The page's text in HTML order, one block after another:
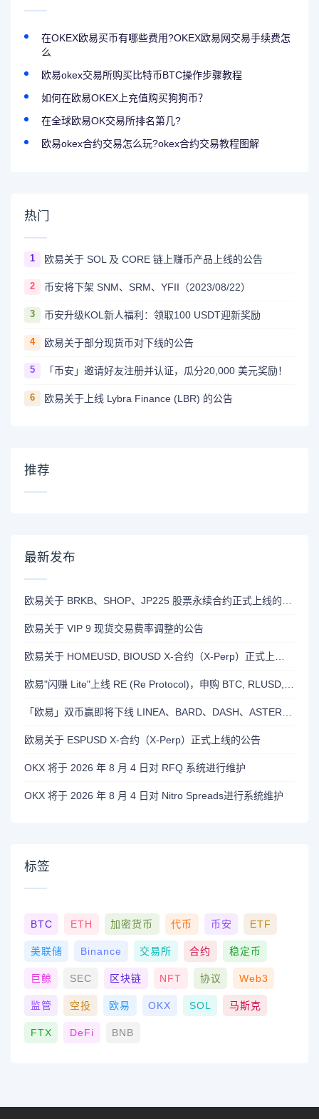
在OKEX欧易买币有哪些费用?OKEX欧易网交易手续费怎
么
欧易okex交易所购买比特币BTC操作步骤教程
如何在欧易OKEX上充值购买狗狗币？
在全球欧易OK交易所排名第几?
欧易okex合约交易怎么玩?okex合约交易教程图解
热门
1 欧易关于 SOL 及 CORE 链上赚币产品上线的公告
2 币安将下架 SNM、SRM、YFII（2023/08/22）
3 币安升级KOL新人福利：领取100 USDT迎新奖励
4 欧易关于部分现货币对下线的公告
5 「币安」邀请好友注册并认证，瓜分20,000 美元奖励！
6 欧易关于上线 Lybra Finance (LBR) 的公告
推荐
最新发布
欧易关于 VIP 9 现货交易费率调整的公告
欧易关于 ESPUSD X-合约（X-Perp）正式上线的公告
OKX 将于 2026 年 8 月 4 日对 RFQ 系统进行维护
OKX 将于 2026 年 8 月 4 日对 Nitro Spreads进行系统维护
标签
BTC ETH 加密货币 代币 币安 ETF
美联储 Binance 交易所 合约 稳定币
巨鲸 SEC 区块链 NFT 协议 Web3
监管 空投 欧易 OKX SOL 马斯克
FTX DeFi BNB